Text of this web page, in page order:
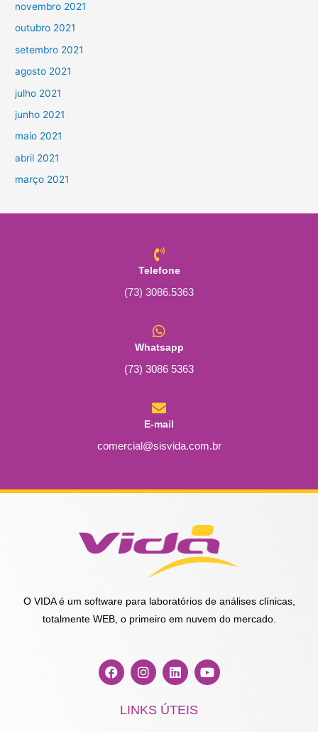
novembro 2021
outubro 2021
setembro 2021
agosto 2021
julho 2021
junho 2021
maio 2021
abril 2021
março 2021
Telefone
(73) 3086.5363
Whatsapp
(73) 3086 5363
E-mail
comercial@sisvida.com.br
O VIDA é um software para laboratórios de análises clínicas,
totalmente WEB, o primeiro em nuvem do mercado.
F
a
I
n
t
a
L
i
k
e
Y
o
LINKS ÚTEIS